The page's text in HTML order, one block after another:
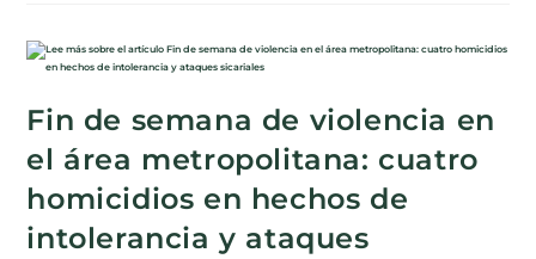
Fin de semana de violencia en
el área metropolitana: cuatro
homicidios en hechos de
intolerancia y ataques